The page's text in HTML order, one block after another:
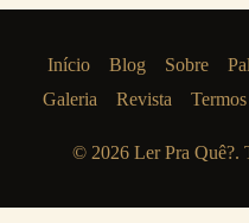
Início Blog Sobre
Galeria
Revista
© 2026 Ler Pra Quê?.